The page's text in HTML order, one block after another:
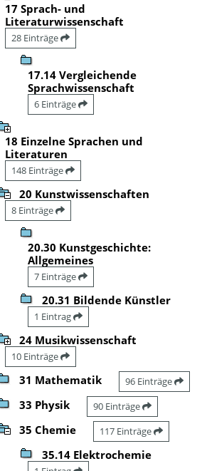
17 Sprach- und
Literaturwissenschaft
28 Einträge
17.14 Vergleichende
Sprachwissenschaft
6 Einträge
18 Einzelne Sprachen und
Literaturen
148 Einträge
20 Kunstwissenschaften
8 Einträge
20.30 Kunstgeschichte:
Allgemeines
7 Einträge
20.31 Bildende Künstler
1 Eintrag
24 Musikwissenschaft
10 Einträge
31 Mathematik 96 Einträge
33 Physik 90 Einträge
35 Chemie 117 Einträge
35.14 Elektrochemie